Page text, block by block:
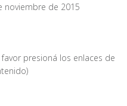
noviembre de 2015
presioná los enlaces de